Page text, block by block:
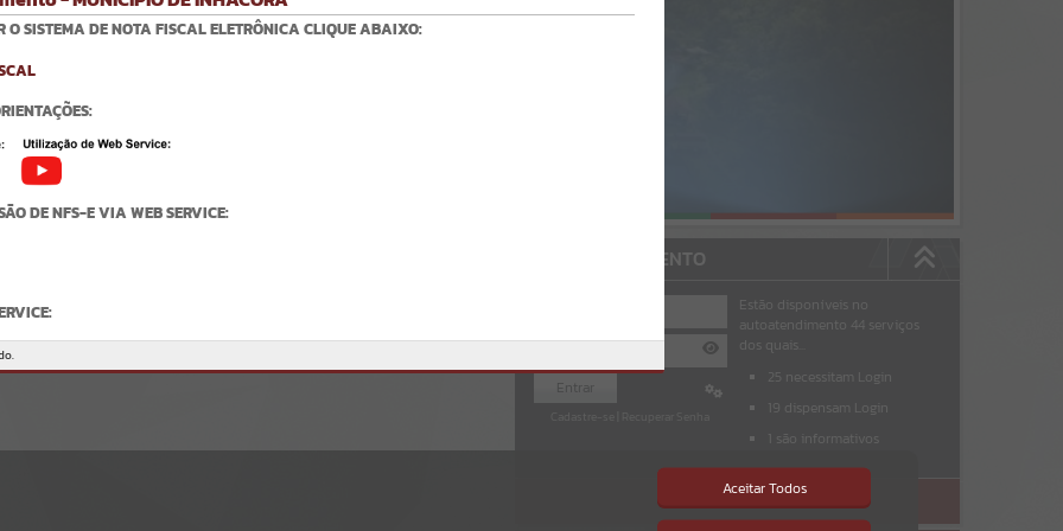
AUTOATENDIMENTO
Entrar
Estão disponíveis no
autoatendimento 44 serviços
dos quais...
25 necessitam Login
dispensam Login
são informativos
ACESSAR SEM LOGIN
Aceitar Todos
O SISTEMA DE NOTA FISCAL ELETRÔNICA CLIQUE ABAIXO:
DE NFS-E VIA WEB SERVICE:
?pg=rest&service=WNERestServiceNFSe
CÓDIGO DA MENSAGEM:EST-000040
https://inhacora.atende.net/cidadao/pagina/static/bundle/wpo_index
_2_base_l2_portal_editores_sync_f15d4117a34dd2a38adddbc4ffd729
b9.js?v=891a43bc:47
Verificar Mais Detalhes